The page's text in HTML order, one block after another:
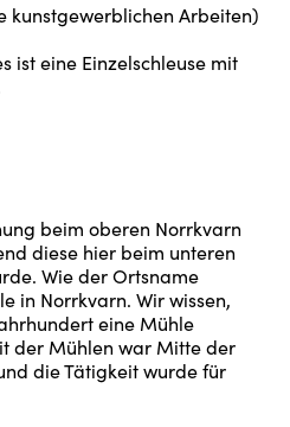
kunstgewerblichen Arbeiten)
ist eine Einzelschleuse mit
beim oberen Norrkvarn
diese hier beim unteren
Wie der Ortsname
in Norrkvarn. Wir wissen,
eine Mühle
der Mühlen war Mitte der
die Tätigkeit wurde für